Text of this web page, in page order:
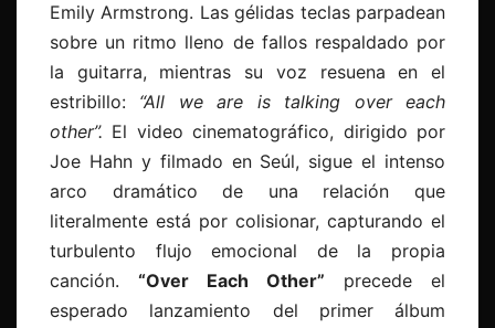
Emily Armstrong. Las gélidas teclas parpadean
sobre un ritmo lleno de fallos respaldado por
la guitarra, mientras su voz resuena en el
estribillo: “All we are is talking over each
other”. El video cinematográfico, dirigido por
Joe Hahn y filmado en Seúl, sigue el intenso
arco dramático de una relación que
literalmente está por colisionar, capturando el
turbulento flujo emocional de la propia
canción. “Over Each Other” precede el
esperado lanzamiento del primer álbum